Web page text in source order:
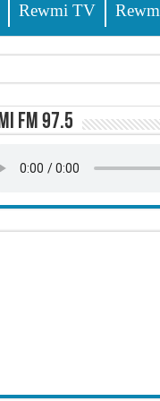
Rewmi TV
et sociale du Sénégal
FM 97.5